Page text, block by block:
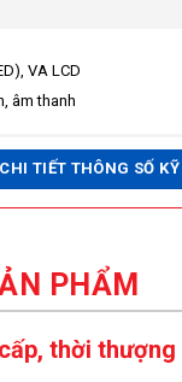
VA LCD
âm thanh
Motion Xcelerator
Auto Low Latency
TIẾT THÔNG SỐ
PHẨM
thời thượng